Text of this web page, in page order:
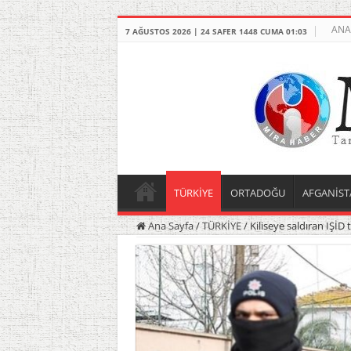
7 AĞUSTOS 2026 | 24 SAFER 1448 CUMA 01:03
TÜRKİYE ORTADOĞU
Ana Sayfa/TÜRKİYE/ Kiliseye saldıran